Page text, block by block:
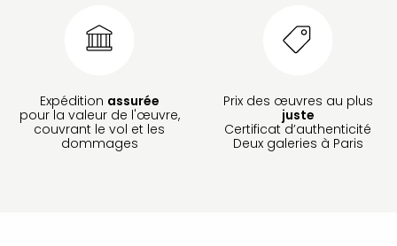
Expédition assurée
pour la valeur de l'œuvre,
couvrant le vol et les
dommages
Prix des œuvres au plus
juste
Certificat d’authenticité
Deux galeries à Paris